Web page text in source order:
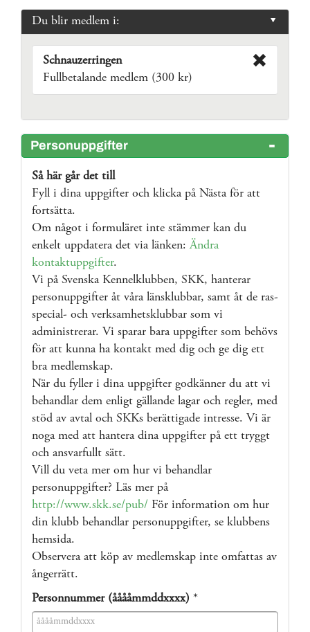
Du blir medlem i:
Schnauzerringen
Fullbetalande medlem (300 kr)
Personuppgifter
Så här går det till
Fyll i dina uppgifter och klicka på Nästa för att
fortsätta.
Om något i formuläret inte stämmer kan du
enkelt uppdatera det via länken:Ändra
kontaktuppgifter.
Vi på Svenska Kennelklubben, SKK, hanterar
personuppgifter åt våra länsklubbar, samt åt de ras-
special- och verksamhetsklubbar som vi
administrerar. Vi sparar bara uppgifter som behövs
för att kunna ha kontakt med dig och ge dig ett
bra medlemskap.
När du fyller i dina uppgifter godkänner du att vi
behandlar dem enligt gällande lagar och regler, med
stöd av avtal och SKKs berättigade intresse. Vi är
noga med att hantera dina uppgifter på ett tryggt
och ansvarfullt sätt.
Vill du veta mer om hur vi behandlar
personuppgifter? Läs mer på
http://www.skk.se/pub/ För information om hur
din klubb behandlar personuppgifter, se klubbens
hemsida.
Observera att köp av medlemskap inte omfattas av
ångerrätt.
Personnummer (ååååmmddxxxx) *